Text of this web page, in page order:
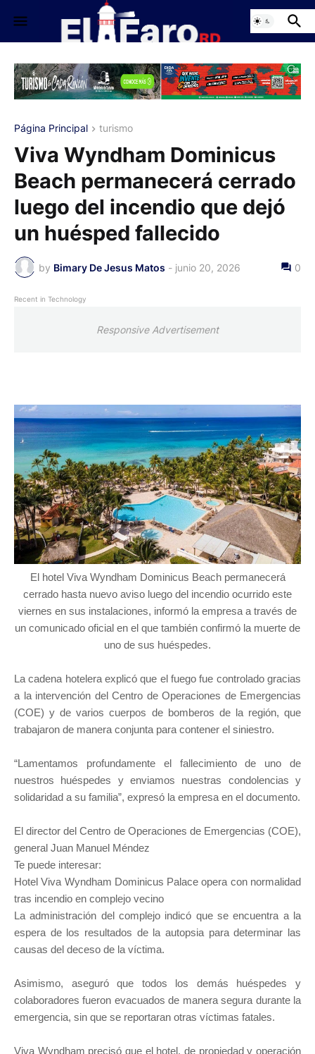
Página Principal turismo
Viva Wyndham Dominicus
Beach permanecerá cerrado
luego del incendio que dejó
un huésped fallecido
by Bimary De Jesus Matos - junio 20, 2026 0
Recent in Technology
Responsive Advertisement
El hotel Viva Wyndham Dominicus Beach permanecerá
cerrado hasta nuevo aviso luego del incendio ocurrido este
viernes en sus instalaciones, informó la empresa a través de
un comunicado oficial en el que también confirmó la muerte de
uno de sus huéspedes.
La cadena hotelera explicó que el fuego fue controlado gracias
a la intervención del Centro de Operaciones de Emergencias
(COE) y de varios cuerpos de bomberos de la región, que
trabajaron de manera conjunta para contener el siniestro.
“Lamentamos profundamente el fallecimiento de uno de
nuestros huéspedes y enviamos nuestras condolencias y
solidaridad a su familia”, expresó la empresa en el documento.
El director del Centro de Operaciones de Emergencias (COE),
general Juan Manuel Méndez
Te puede interesar:
Hotel Viva Wyndham Dominicus Palace opera con normalidad
tras incendio en complejo vecino
La administración del complejo indicó que se encuentra a la
espera de los resultados de la autopsia para determinar las
causas del deceso de la víctima.
Asimismo, aseguró que todos los demás huéspedes y
colaboradores fueron evacuados de manera segura durante la
emergencia, sin que se reportaran otras víctimas fatales.
Viva Wyndham precisó que el hotel, de propiedad y operación